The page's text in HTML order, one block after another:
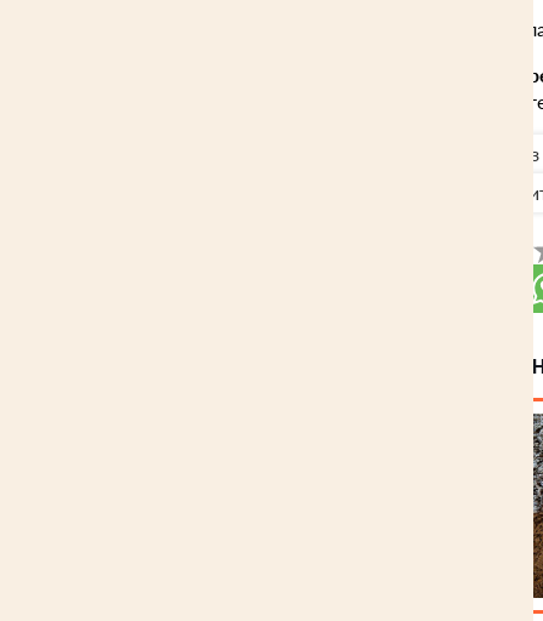
Закажите качественную
заказ можно на нашем
Дома
Возможно, вас